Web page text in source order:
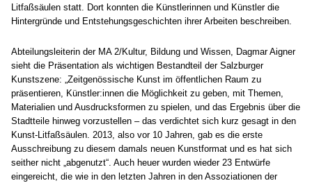
Litfaßsäulen statt. Dort konnten die Künstlerinnen und Künstler die
Hintergründe und Entstehungsgeschichten ihrer Arbeiten beschreiben.
Abteilungsleiterin der MA 2/Kultur, Bildung und Wissen, Dagmar Aigner
sieht die Präsentation als wichtigen Bestandteil der Salzburger
Kunstszene: „Zeitgenössische Kunst im öffentlichen Raum zu
präsentieren, Künstler:innen die Möglichkeit zu geben, mit Themen,
Materialien und Ausdrucksformen zu spielen, und das Ergebnis über die
Stadtteile hinweg vorzustellen – das verdichtet sich kurz gesagt in den
Kunst-Litfaßsäulen. 2013, also vor 10 Jahren, gab es die erste
Ausschreibung zu diesem damals neuen Kunstformat und es hat sich
seither nicht „abgenutzt“. Auch heuer wurden wieder 23 Entwürfe
eingereicht, die wie in den letzten Jahren in den Assoziationen der